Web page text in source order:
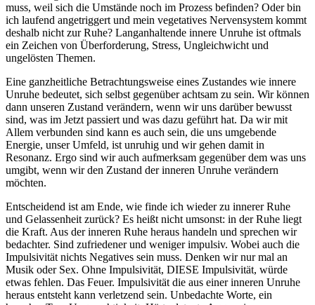
muss, weil sich die Umstände noch im Prozess befinden? Oder bin
ich laufend angetriggert und mein vegetatives Nervensystem kommt
deshalb nicht zur Ruhe? Langanhaltende innere Unruhe ist oftmals
ein Zeichen von Überforderung, Stress, Ungleichwicht und
ungelösten Themen.
Eine ganzheitliche Betrachtungsweise eines Zustandes wie innere
Unruhe bedeutet, sich selbst gegenüber achtsam zu sein. Wir können
dann unseren Zustand verändern, wenn wir uns darüber bewusst
sind, was im Jetzt passiert und was dazu geführt hat. Da wir mit
Allem verbunden sind kann es auch sein, die uns umgebende
Energie, unser Umfeld, ist unruhig und wir gehen damit in
Resonanz. Ergo sind wir auch aufmerksam gegenüber dem was uns
umgibt, wenn wir den Zustand der inneren Unruhe verändern
möchten.
Entscheidend ist am Ende, wie finde ich wieder zu innerer Ruhe
und Gelassenheit zurück? Es heißt nicht umsonst: in der Ruhe liegt
die Kraft. Aus der inneren Ruhe heraus handeln und sprechen wir
bedachter. Sind zufriedener und weniger impulsiv. Wobei auch die
Impulsivität nichts Negatives sein muss. Denken wir nur mal an
Musik oder Sex. Ohne Impulsivität, DIESE Impulsivität, würde
etwas fehlen. Das Feuer. Impulsivität die aus einer inneren Unruhe
heraus entsteht kann verletzend sein. Unbedachte Worte, ein